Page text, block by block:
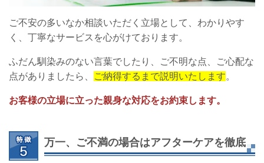
ご不安の多いなか相談いただく立場として、わかりやす
く、丁寧なサービスを心がけております。
ふだん馴染みのない言葉でしたり、ご不明な点、ご心配な
点がありましたら、
ご納得するまで説明いたします。
お客様の立場に立った親身な対応をお約束します。
万一、ご不満の場合はアフターケアを徹底